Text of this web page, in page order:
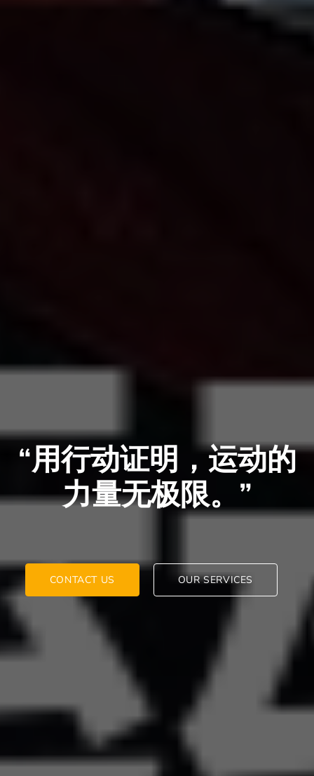
“用行动证明，运动的
力量无极限。”
CONTACT US OUR SERVICES